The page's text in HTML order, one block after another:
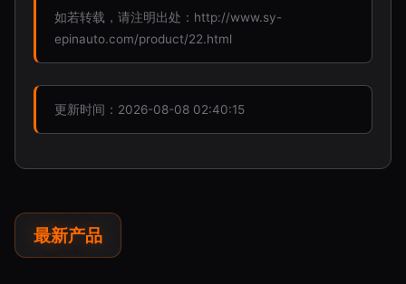
如若转载，请注明出处：http://www.sy-
epinauto.com/product/22.html
更新时间：2026-08-08 02:40:15
最新产品